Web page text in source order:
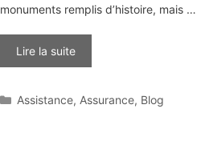
monuments remplis d’histoire, mais …
Lire la suite
Catégories
Assistance, Assurance, Blog